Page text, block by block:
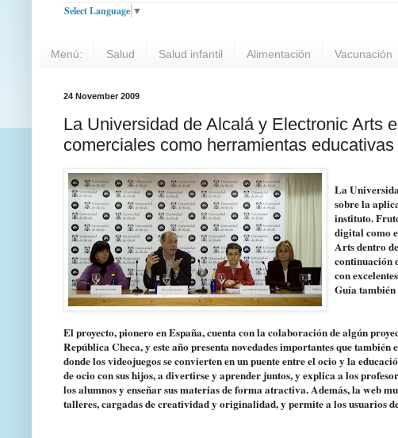
Select Language ▼
Menú: Salud Salud infantil Alimentación Vacunación
24 November 2009
La Universidad de Alcalá y Electronic Arts
comerciales como herramientas
La
sobre la
instituto.
digital como
Arts dentro
continuación
con
Guía
El proyecto, pionero en España, cuenta con la colaboración de algún
República Checa, y este año presenta novedades importantes que
donde los videojuegos se convierten en un puente entre el ocio y la
de ocio con sus hijos, a divertirse y aprender juntos, y explica a los
los alumnos y enseñar sus materias de forma atractiva. Además, la web
talleres, cargadas de creatividad y originalidad, y permite a los usuarios